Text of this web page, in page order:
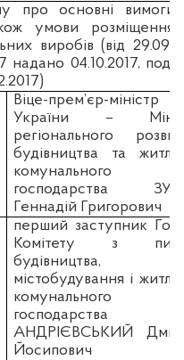
про основні вимоги
умови розміщення
виробів (вiд
04.10.2017,
Віце-прем’єр-міністр
України –
регіонального
будівництва та
комунального
господарства
Геннадій Григорович
перший заступник
Комітету з
будівництва,
містобудування і
комунального
господарства
АНДРІЄВСЬКИЙ
Йосипович